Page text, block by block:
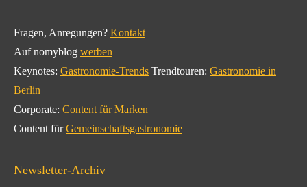
Fragen, Anregungen? Kontakt
Auf nomyblog werben
Keynotes: Gastronomie-Trends Trendtouren: Gastronomie in
Berlin
Corporate: Content für Marken
Content fürGemeinschaftsgastronomie
Newsletter-Archiv